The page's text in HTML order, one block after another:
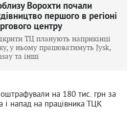
Ворохти почали
першого в регіоні
центру
ТЦ планують наприкінці
у ньому працюватимуть Jysk,
та інші
на 180 тис. грн за
і напад на працівника ТЦК